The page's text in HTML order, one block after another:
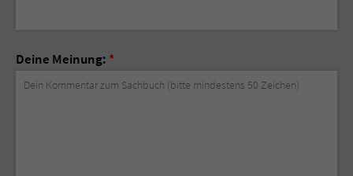
Deine Meinung: *